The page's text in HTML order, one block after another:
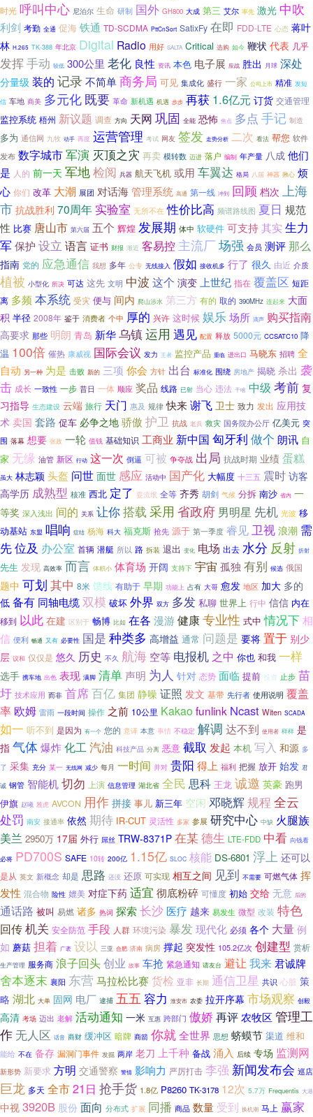
时光 呼叫中心 尼泊尔 生命 研制 国外 GH800 大成 第三 艾尔 率先 激光 中吹
利剑 考勤 全通 促海 铁通 TD-SCDMA PttCnSort SatixFy 在即 FDD-LTE 心态 蒋叶
林 H.265 TK-388 年北京 Digital Radio 用好 SALTA Critical 选购 如今 鞭状 代表 几乎
发挥 手动 较低 300公里 老化 良性 资讯 本色 电子展 应战 胜出 月球 深处
分量级 装的 记录不简单商务局 可见 集成化 盛行 一家 公司上市 精准 发短
信 车地 商美 多元化 既要 革命 新机遇 机遇 步步 再获 1.6亿元 订货 交通管理
监控系统 梧州 新议题 调查 方向 天网 巩固 全能 恐怖 焦点 多点 手记 制造
多为 通信网 九牧 动手 再度 运营管理 考试 网友 签发 走势分析 二次 看法 帮您 软件
发布 数字城市军演 灭顶之灾 再卖 模转数 迈进 落户 编制 年产量 八成 他们
是 人的 前一天 军地检阅 兵器 航天飞机 或用 车翼达 格局 八届 神器 揪心 烦
心 你们 改革 大潮 展团 对话海管理系统 高通 第一线 冲到 回顾 档次 上海
市 抗战胜利 70周年 实验室 无所不在 性价比高 频谱路线图 夏日 规范
性 比赛 唐山市 第六届 五个 辉煌 发展期 体中 软硬件 可支持其实 生力
军 保护 设立 语言 证书 财报 渐近 客易控 主流厂 场强 会员 测评那么
指南 党的 应急通信 我想 多年 公专 无线接入 假如 接收机多 行了 很久 由近 介质
植被 小型化 所决 可达 这先 文明 中波 这个 演变 上世纪 指在 覆盖区 短距
离 多频 本系统 受灾 便与 间内 爬山涉水 第三方 有的 取的 390MHz 连起来 大面
积 半径 2008年 鉴于 消费者 个中 厚的 兴许 这时候 娱乐场所 滴声 购买指南
高要求 那些 明朗 青岛 新华乌镇运用 遇见 配置 释放 5000元 CCSATC10 降
温 100倍 催热 康威视 国际会议 发力 王者 监控产品 重临 进出口 马晓东 招聘 全
自动 另一种 为是 击败 新的 三项 你会 方针 出台 标准化 围绕 房地产 揭晓 杀出 袭
击 成长 一致性 一步 昔日 一体 顺应 奖品 线路 已射 当心 违法 干啥 中级 考前 复
习指导 生态建设 云端 旅行 天门 惠及 规律 快来谢飞 卫士 致力 发出 应用技
术 卖国 套路 促车 必争之地骄傲 护卫 抗战 老兵 救灾 国务院办公厅 亿美元 突
围 落幕 想要 张政 一轮 值钱 基础知识 工商业 新中国 匈牙利 做个 朗讯 自
家 无缘 油管 新区 行动 这一次 倒逼 可被 争夺战 出局 抗战时期 业绩蛋糕
虽大 林志颖 头盔 问世 面世 感应 活动中 国产化 大幅度 十三五 震时 访客
高学历 成熟型 核准 西北 定了 耍流氓 全等 齐秀 胡剑 气候 分拆 南沙 省内 一
等奖 深入浅出 间的 关系 让你搭载 采用 省政府 男明星 先机 光波 移
动基站 东盟 唱响 症结 杨海 科大 福克斯 抢先 源于 第一季度 睿见卫视 浪潮 需
先位及 办公室 首辆 潜艇 所以 路 拆装 退出 变化 电场 出去 水分 反射 折射
先生 发现 高效率 而言 体积小 体育场 开阔 支持下 宇宙 孤独 有别 候选 俄国
题中 可划 其中 8米 馈线 有助于 早期 功能上 占有 大哥 愈发 地区 加大 多的
低 备有 同轴电缆双模 破坏 外界 双方 多发 私聊 世界上 行中 信信 内在
移到 以此 在建 区别于 畅博 比如 在各 漫游健康专业性 式中 情况下相
信 便利 畅通 又有 必要性 国是 种类多 高增益 通常 问题是 要将 置于 别少
层 议和 仅仅是 悠久 历史 不久 航海 空等 电报机 之中 你也 和我 一样
选手 携车地 出色 表现 满脚 清单 声明 为人 针对 态势 面临 提前 投资 止步 苗
圩 技术应用 而非 首席百亿 集团 静噪 证照 发文 基带 先行者 使用说明 覆盖
率 欧姆 雷雨 一段时间 操作 之前 10公里 Kakao funlink Ncast Witen SCADA
如一 听不到 是因为 有一个 您的 意译 本意 事情 不稳定 解调 达不到 使用者 样样 是
指 气体爆炸化工汽油 科技产品 分离 恶意 截取 发起 本机 写入 和源 多
了 采集 充分 某一 无线网 减少 每月 一时间 并对 贵阳 得上 福利 把握 放开 始发 君
诚 钢管 智能机切勿 上演 信息管理 湖北省 全民 思科 王龙 诚邀 英豪 跑男
伊旗 赵曦 雅虎 AVCON 用作 拼接 事儿 新三年 空闲 邓晓辉 规程 全云
处罚 南安 接通率 依然 期待 IR-CUT 灵活性 多家 参展 研究中心 中缺 火腿族
美兰 2950万 17届 外行 屌丝 TRW-8371P 在某 德生 LTE-FDD 中看 向钱看
必将 PD700S SAFE 10转 200亿 1.15亿 SLOC 核能 DS-6801 浮上 还可以
是从 英文 新概念 却是 思路 还没 还原 可实现 相互之间 见到 不需要 可燃气体 挥
发性 混合物 险性 媲美 对症下药 适宜 彻底粉碎 可懂度 初始 交给 无意 后的
通话路 被叫 易燃 诸多 热词 探索长沙 医疗 越来 易发生 微型 改装 特色
回传机关 安全防范 手段 人群 环境污染 暴发现代化 必须 各个 大量例
如 蘑菇 担着 广袤 设以 三亚 合肥 济南 病房 撑起 突发性 105.2亿次 创建型 赏析
生产管理 服务商 浪子回头创业 故事 车抢 紧急通知 请友台 避让 我来君诚牌
舍本逐末 襄阳 东营 马拉松比赛 货检 亚非 长期 通信卫星 共识 心脏 策
略 湖北 大单 固网 电厂 逮捕 五五 容力 淮安市 农委 拉开序幕 市场观察 创毅
高清 考场 迈出 老解 活动通知 一米 互惠 跨部门 傲娇再评农牧区 管理工
作 无人区 话音 商财 缓冲区 暗牌 商箭 你就全世界 思想 蛴蟆节 渠道 维和
能给 不在 备存 漏洞门事件 发掘 两岸 老刀 上千种 备战 涌入 后续 专场 监测网
新形势 新要求 方明 交通警察 警情 影响力 严厉打击 李强 新闻发布会 巡店
巨龙 多天 全市21日 抢手货 1.8亿 P8260 TK-3178 12次 5.7万 Frequentis 大港
中视 3920B 股份 面向 分布式 扩展 同播 商品 数量 受到 换机潮 马上 赢家